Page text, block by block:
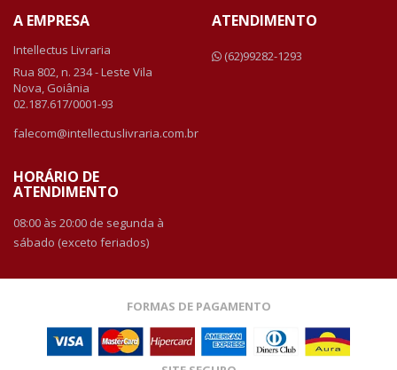
A EMPRESA
Intellectus Livraria
Rua 802, n. 234 - Leste Vila
Nova, Goiânia
02.187.617/0001-93
falecom@intellectuslivraria.com.br
HORÁRIO DE
ATENDIMENTO
08:00 às 20:00 de segunda à
sábado (exceto feriados)
ATENDIMENTO
(62)99282-1293
FORMAS DE PAGAMENTO